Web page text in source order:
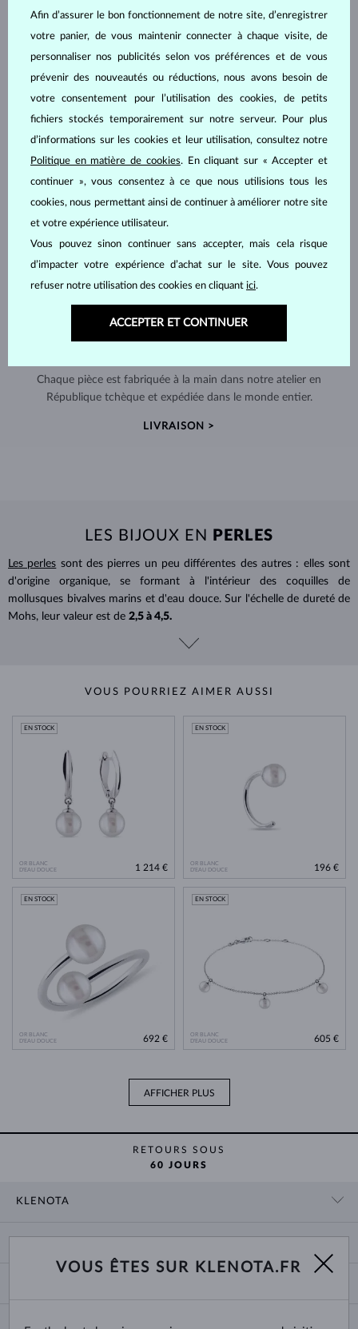
L'ATELIER KLENOTA
Chaque pièce est fabriquée à la main dans notre atelier en
République tchèque et expédiée dans le monde entier.
LIVRAISON >
LES BIJOUX EN PERLES
Les perles sont des pierres un peu différentes des autres : elles sont
d'origine organique, se formant à l'intérieur des coquilles de
mollusques bivalves marins et d'eau douce. Sur l'échelle de dureté de
Mohs, leur valeur est de 2,5 à 4,5.
VOUS POURRIEZ AIMER AUSSI
OR BLANC
D'EAU DOUCE
EN STOCK
1 214 €
OR BLANC
D'EAU DOUCE
EN STOCK
196 €
OR BLANC
D'EAU DOUCE
EN STOCK
692 €
OR BLANC
D'EAU DOUCE
EN STOCK
605 €
AFFICHER PLUS
RETOURS SOUS
60 JOURS
KLENOTA
NOUS CONNAÎTRE
LIVRAISON ET PAIEMENT
Afin d’assurer le bon fonctionnement de notre site, d’enregistrer
votre panier, de vous maintenir connecter à chaque visite, de
personnaliser nos publicités selon vos préférences et de vous
prévenir des nouveautés ou réductions, nous avons besoin de
votre consentement pour l’utilisation des cookies, de petits
fichiers stockés temporairement sur notre serveur. Pour plus
d’informations sur les cookies et leur utilisation, consultez notre
Politique en matière de cookies. En cliquant sur « Accepter et
continuer », vous consentez à ce que nous utilisions tous les
cookies, nous permettant ainsi de continuer à améliorer notre site
et votre expérience utilisateur.
Vous pouvez sinon continuer sans accepter, mais cela risque
d’impacter votre expérience d’achat sur le site. Vous pouvez
refuser notre utilisation des cookies en cliquant ici.
ACCEPTER ET CONTINUER
VOUS ÊTES SUR KLENOTA.FR